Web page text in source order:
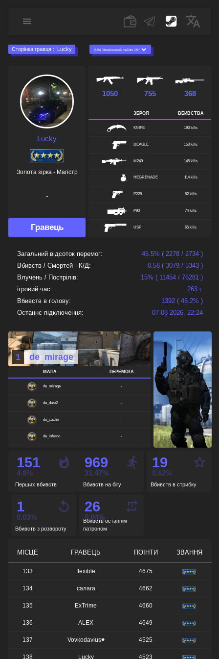
Сторінка гравця :: Lucky
Lucky
Золота зірка - Магістр
-
Гравець
1050 755 368
ЗБРОЯ ВБИВСТВА
KNIFE 190 kills
DEAGLE 153 kills
M249 145 kills
HEGRENADE 114 kills
P228 82 kills
P90 74 kills
USP 65 kills
GLOCK 25 kills
FAMAS 7 kills
6 kills
MAC10
SG552 2 kills
2 kills
1 kills
1 kills
Загальний відсоток перемог:
Вбивств / Смертей - К/Д:
Влучень / Пострілів:
ігровий час:
Вбивств в голову:
Останнє підключення:
45.5% ( 2278 / 2734 )
0.58 ( 3079 / 5343 )
15% ( 11454 / 76281 )
263 г.
1392 ( 45.2% )
07-08-2026, 22:24
1 de_mirage
МАПА ПЕРЕМОГА
de_mirage -
de_dust2 -
de_cache -
de_inferno -
de_overpass
151
Перших вбивств
4.9%
969
Вбивств на бігу
31.47%
19
Вбивств в стрибку
0.62%
1
Вбивств з розвороту
0.03%
26
Вбивств останнім
патроном
0.84%
МІСЦЕ ГРАВЕЦЬ ПОІНТИ ЗВАННЯ
133 flexible 4675
134 салага 4662
135 ExTrime 4660
136 ALEX 4649
137 Vovkodavius♥ 4525
138 Lucky 4523